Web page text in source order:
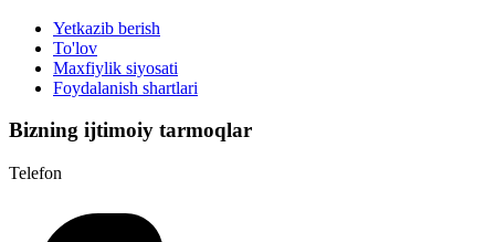
Yetkazib berish
To'lov
Maxfiylik siyosati
Foydalanish shartlari
Bizning ijtimoiy tarmoqlar
Telefon